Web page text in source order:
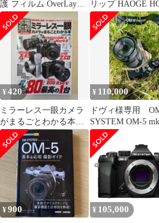
護 フィルム OverLay
Magic for オリンパス
OM SYSTEM OM5 液晶
保護 傷修復 耐指紋 指
紋防止 コーティング
リップ HAOGE
EM5 III
¥420
ミラーレス一眼カメラ
がまるごとわかる本
2025-2026
¥ 110,000
ドヴィ様専用
SYSTEM OM-5
ラーレス一眼カメ
¥900 ¥ 105,000